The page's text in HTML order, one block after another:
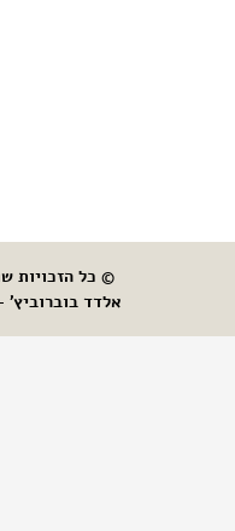
© כל הזכויות
אלדד בוברוביץ'